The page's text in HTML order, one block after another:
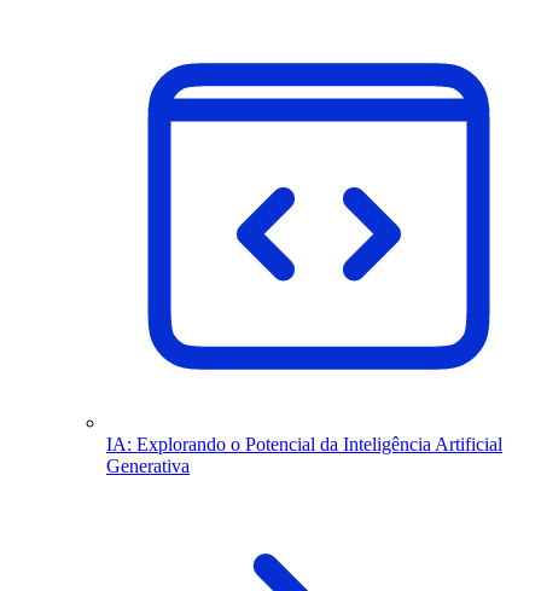
IA: Explorando o Potencial da Inteligência Artificial
Generativa